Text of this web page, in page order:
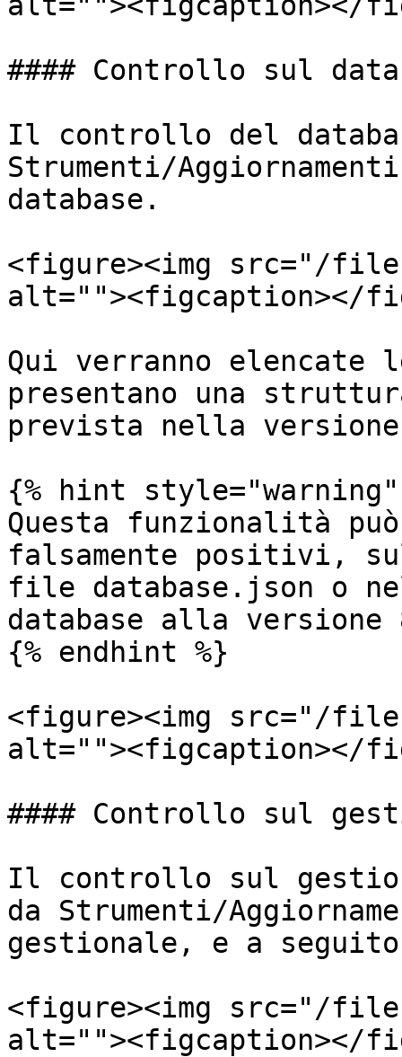
#### Controllo sul
Il controllo del
Strumenti/
database.
<figure><img src="/files/
alt=""><figcaption></
Qui verranno elencate
presentano una
prevista nella
{% hint style="warning"
Questa funzionalità
falsamente positivi,
file database.json o
database alla versione
{% endhint %}
<figure><img src="/files/
alt=""><figcaption></
#### Controllo sul
Il controllo sul
da Strumenti/
gestionale, e a
<figure><img src="/files/
alt=""><figcaption></